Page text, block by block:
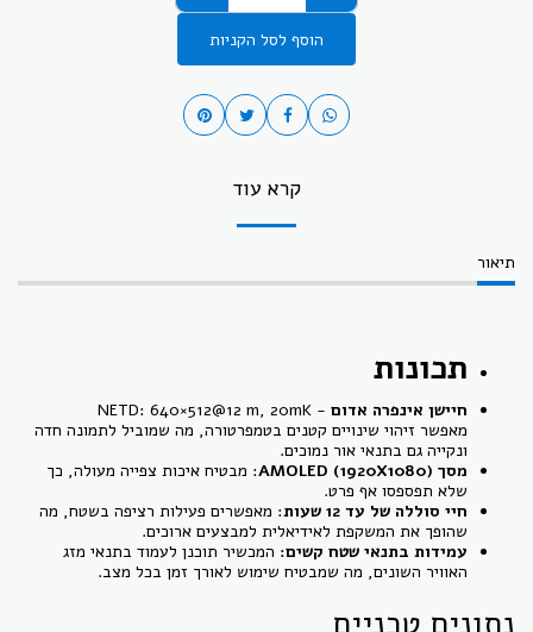
הוסף לסל הקניות
קרא עוד
תיאור
תכונות
חיישן אינפרה אדום - NETD: 640×512@12 m, 20mK
מאפשר זיהוי שינויים קטנים בטמפרטורה, מה שמוביל לתמונה חדה
ונקייה גם בתנאי אור נמוכים.
מסך AMOLED (1920X1080)
: מבטיח איכות צפייה מעולה, כך
שלא תפספסו אף פרט.
חיי סוללה של עד 12 שעות
: מאפשרים פעילות רציפה בשטח, מה
שהופך את המשקפת לאידיאלית למבצעים ארוכים.
עמידות בתנאי שטח קשים: המכשיר תוכנן לעמוד בתנאי מזג
האוויר השונים, מה שמבטיח שימוש לאורך זמן בכל מצב.